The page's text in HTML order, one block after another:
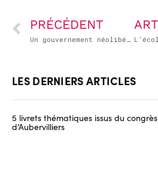
PRÉCÉDENT
Un gouvernement néolibéral bientôt illibéral ?
LES DERNIERS ARTICLES
5 livrets thématiques issus du congrès
d’Aubervilliers